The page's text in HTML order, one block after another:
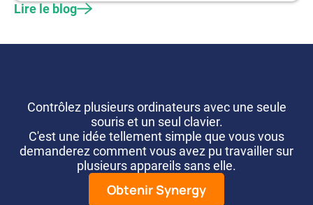
Lire le blog
Contrôlez plusieurs ordinateurs avec une seule
souris et un seul clavier.
C'est une idée tellement simple que vous vous
demanderez comment vous avez pu travailler sur
plusieurs appareils sans elle.
Obtenir Synergy